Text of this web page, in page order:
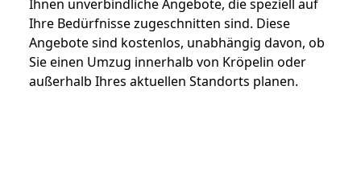
Ihnen unverbindliche Angebote, die speziell auf
Ihre Bedürfnisse zugeschnitten sind. Diese
Angebote sind kostenlos, unabhängig davon, ob
Sie einen Umzug innerhalb von Kröpelin oder
außerhalb Ihres aktuellen Standorts planen.